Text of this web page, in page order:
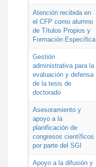
Atención recibida en
el CFP como alumno
de Títulos Propios y
Formación Específica
Gestión
administrativa para la
evaluación y defensa
de la tesis de
doctorado
Asesoramiento y
apoyo a la
planificación de
congresos científicos
por parte del SGI
Apoyo a la difusión y